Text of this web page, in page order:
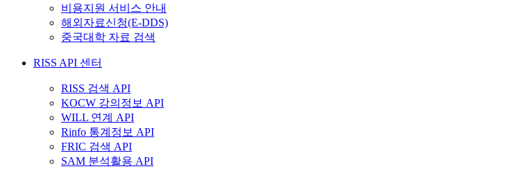
비용지원 서비스 안내
해외자료신청(E-DDS)
중국대학 자료 검색
RISS API 센터
RISS 검색 API
KOCW 강의정보 API
WILL 연계 API
Rinfo 통계정보 API
FRIC 검색 API
SAM 분석활용 API